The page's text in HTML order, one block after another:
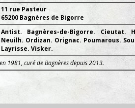
11 rue Pasteur
65200 Bagnères de Bigorre
Antist. Bagnères-de-Bigorre. Cieutat.
Neuilh. Ordizan. Orignac. Poumarous.
Layrisse. Visker.
1981, curé de Bagnères depuis 2013.